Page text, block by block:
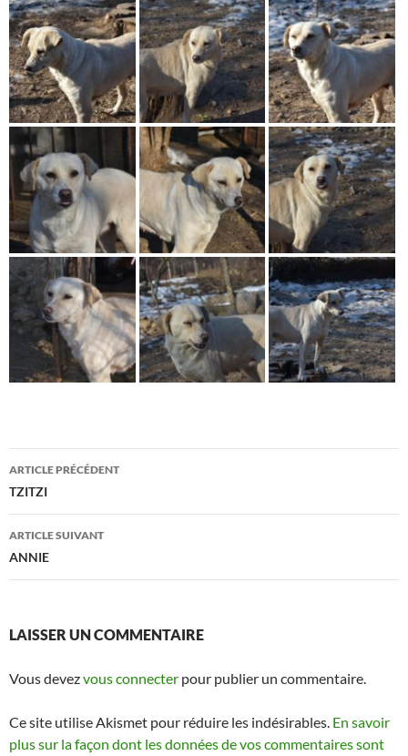
Navigation
des
articles
ARTICLE PRÉCÉDENT
TZITZI
ARTICLE SUIVANT
ANNIE
LAISSER UN COMMENTAIRE
Vous devezvous connecter pour publier un commentaire.
Ce site utilise Akismet pour réduire les indésirables. En savoir
plus sur la façon dont les données de vos commentaires sont